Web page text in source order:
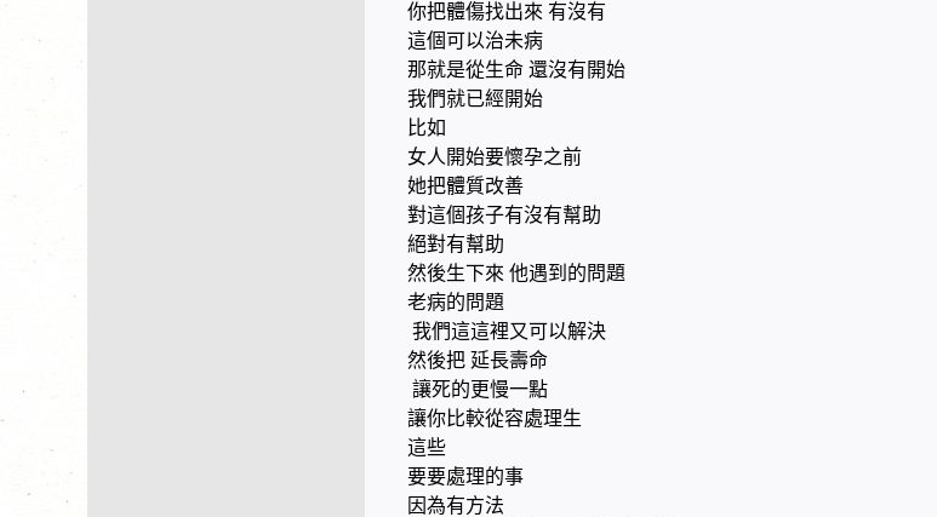
你把體傷找出來 有沒有
這個可以治未病
那就是從生命 還沒有開始
我們就已經開始
比如
女人開始要懷孕之前
她把體質改善
對這個孩子有沒有幫助
絕對有幫助
然後生下來 他遇到的問題
老病的問題
我們這這裡又可以解決
然後把 延長壽命
讓死的更慢一點
讓你比較從容處理生
這些
要要處理的事
因為有方法